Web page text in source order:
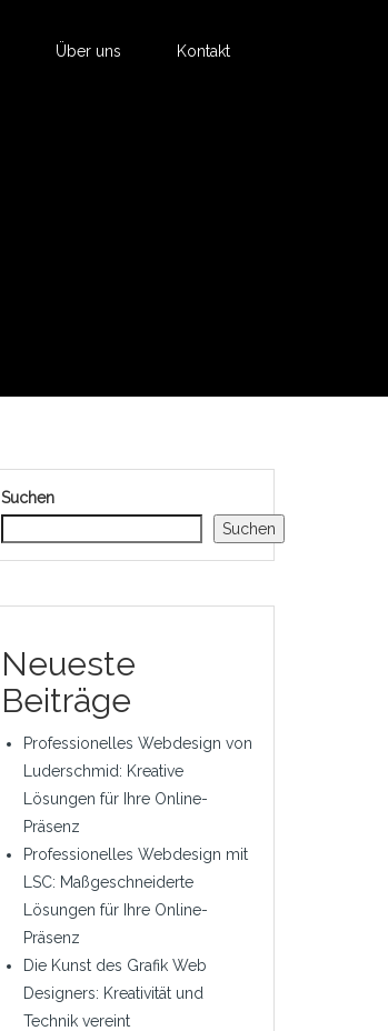
Über uns Kontakt
Suchen
Suchen
Neueste
Beiträge
Professionelles Webdesign von
Luderschmid: Kreative
Lösungen für Ihre Online-
Präsenz
Professionelles Webdesign mit
LSC: Maßgeschneiderte
Lösungen für Ihre Online-
Präsenz
Die Kunst des Grafik Web
Designers: Kreativität und
Technik vereint